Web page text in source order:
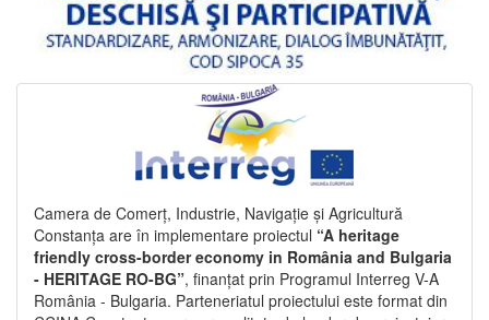
Camera de Comerț, Industrie, Navigație și Agricultură
Constanța are în implementare proiectul “A heritage
friendly cross-border economy in România and Bulgaria
- HERITAGE RO-BG”, finanțat prin Programul Interreg V-A
România - Bulgaria. Parteneriatul proiectului este format din